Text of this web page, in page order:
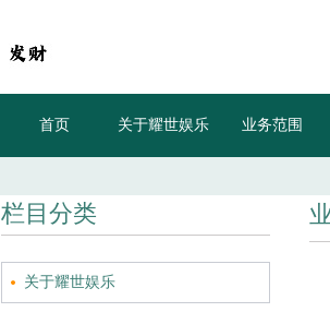
首页 关于耀世娱乐 业务范围
栏目分类
关于耀世娱乐